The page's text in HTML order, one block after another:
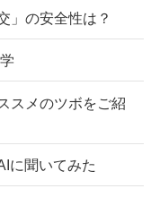
」の安全性は？
スメのツボをご紹
に聞いてみた